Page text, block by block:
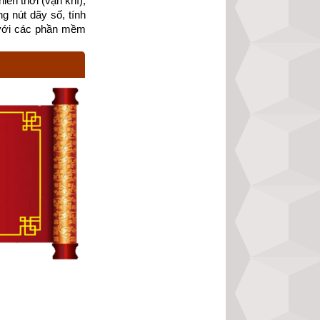
công, động
điều tốt như
chức, người
ắt xấu.
nút dãy số, tính
các phần mềm